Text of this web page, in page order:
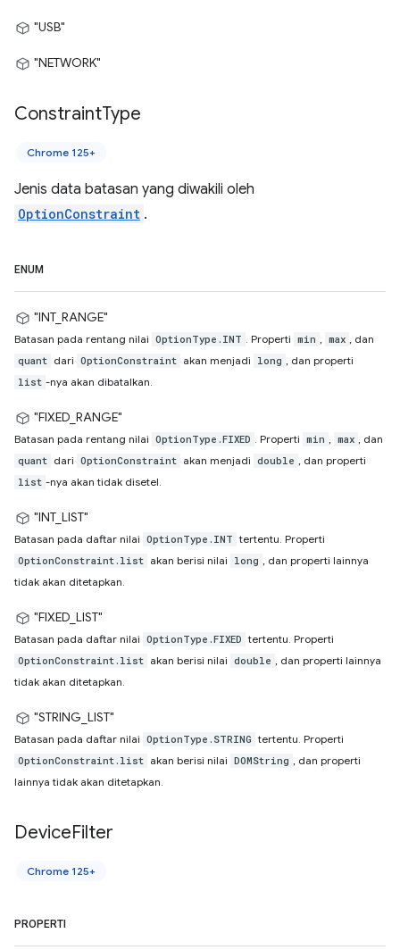
"USB"
"NETWORK"
ConstraintType
Chrome 125+
Jenis data batasan yang diwakili oleh
OptionConstraint .
ENUM
"INT_RANGE"
Batasan pada rentang nilai OptionType.INT . Properti min , max , dan
quant dari OptionConstraint akan menjadi long , dan properti
list -nya akan dibatalkan.
"FIXED_RANGE"
Batasan pada rentang nilai OptionType.FIXED . Properti min , max , dan
quant dari OptionConstraint akan menjadi double , dan properti
list -nya akan tidak disetel.
"INT_LIST"
Batasan pada daftar nilai OptionType.INT tertentu. Properti
OptionConstraint.list akan berisi nilai long , dan properti lainnya
tidak akan ditetapkan.
"FIXED_LIST"
Batasan pada daftar nilai OptionType.FIXED tertentu. Properti
OptionConstraint.list akan berisi nilai double , dan properti lainnya
tidak akan ditetapkan.
"STRING_LIST"
Batasan pada daftar nilai OptionType.STRING tertentu. Properti
OptionConstraint.list akan berisi nilai DOMString , dan properti
lainnya tidak akan ditetapkan.
DeviceFilter
Chrome 125+
PROPERTI